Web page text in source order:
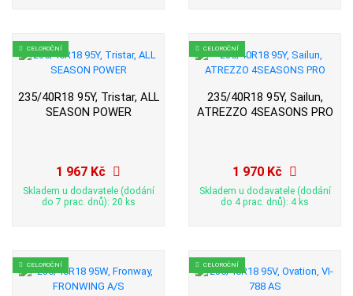
CELOROČNÍ
235/40R18 95Y, Tristar, ALL
SEASON POWER
1 967 Kč
Skladem u dodavatele (dodání
do 7 prac. dnů): 20 ks
CELOROČNÍ
235/40R18 95Y, Sailun,
ATREZZO 4SEASONS PRO
1 970 Kč
Skladem u dodavatele (dodání
do 4 prac. dnů): 4 ks
CELOROČNÍ CELOROČNÍ